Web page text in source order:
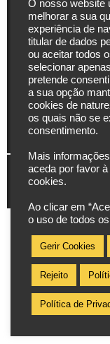
*chamada
para rede
fixa
nacional
info@laserbuild.pt
O nosso website
melhorar a sua
experiência de
titular de dados
ou aceitar todos
selecionar
pretende
a sua opção
cookies de
os quais não se
consentimento.
Mais
aceda por favor
cookies.
Ao clicar em
o uso de todos
Gerir Cookies
Rejeito
Política de